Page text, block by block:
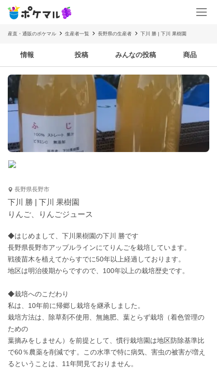
産直・通販のポケマル 生産者一覧 長野県の生産者 下川 勝 | 下川 果樹園
情報 投稿 みんなの投稿 商品
長野県長野市
下川 勝 | 下川 果樹園
りんご、りんごジュース
◆はじめまして、下川果樹園の下川 勝です
長野県長野市アップルラインにてりんごを栽培しています。
戦後苗木を植えてからすでに50年以上経過しております。
地区は明治後期からですので、100年以上の栽培歴史です。
◆栽培へのこだわり
私は、10年前に帰郷し栽培を継承しました。
栽培方法は、除草剤不使用、無施肥、葉とらず栽培（着色管理の
ための
葉摘みをしません）を前提として、慣行栽培園は地区防除基準比
で60％農薬を削減です。この水準で特に病気、害虫の被害が増え
るということは、11年間見ておりません。